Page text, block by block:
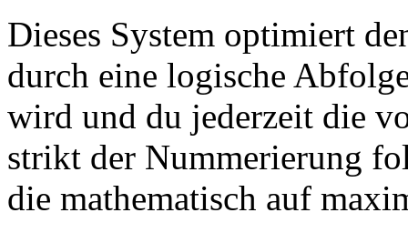
Dieses System optimiert
durch eine logische
wird und du jederzeit die
strikt der Nummerierung
die mathematisch auf